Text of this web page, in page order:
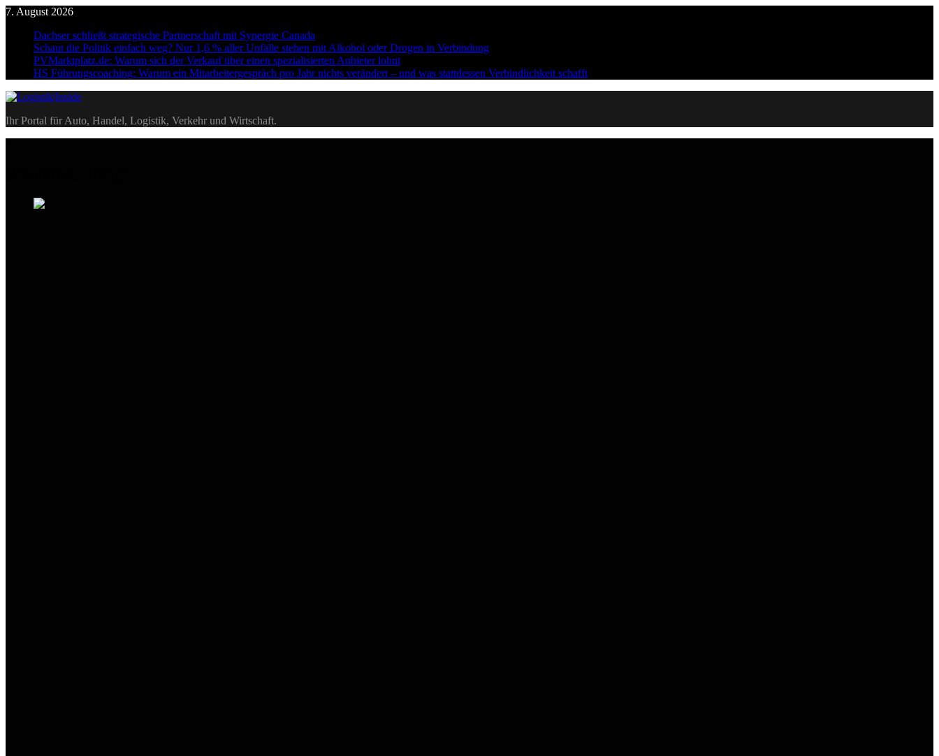
Skip
content
7. August 2026
Dachser schließt strategische Partnerschaft mit Synergie Canada
Schaut die Politik einfach weg? Nur 1,6 % aller Unfälle stehen mit Alkohol oder Drogen in Verbindung
PVMarktplatz.de: Warum sich der Verkauf über einen spezialisierten Anbieter lohnt
HS Führungscoaching: Warum ein Mitarbeitergespräch pro Jahr nichts verändert – und was stattdessen Verbindlichkeit schafft
Logistik|Inside
Ihr Portal für Auto, Handel, Logistik, Verkehr und Wirtschaft.